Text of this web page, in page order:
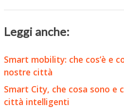
Leggi anche:
Smart mobility: che cos’è e
nostre città
Smart City, che cosa sono e
città intelligenti